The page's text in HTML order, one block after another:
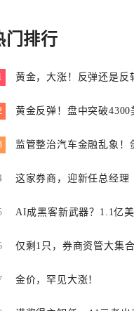
门排行
黄金，大涨！反弹还是反
黄金反弹！盘中突破4300
监管整治汽车金融乱象！
这家券商，迎新任总经理
AI成黑客新武器？1.1亿
仅剩1只，券商资管大集
金价，罕见大涨！